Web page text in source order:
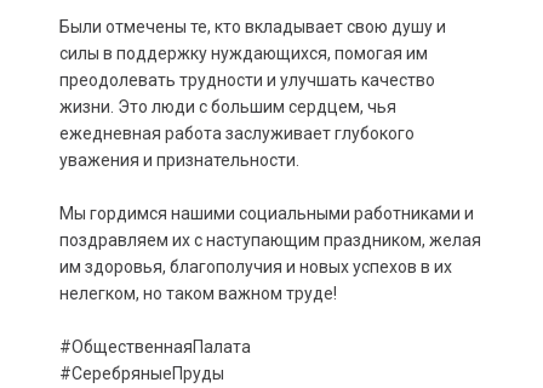
Были отмечены те, кто вкладывает свою душу и
силы в поддержку нуждающихся, помогая им
преодолевать трудности и улучшать качество
жизни. Это люди с большим сердцем, чья
ежедневная работа заслуживает глубокого
уважения и признательности.
Мы гордимся нашими социальными работниками и
поздравляем их с наступающим праздником, желая
им здоровья, благополучия и новых успехов в их
нелегком, но таком важном труде!
#ОбщественнаяПалата
#СеребряныеПруды